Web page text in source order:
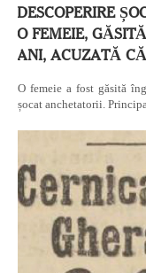
DESCOPERIRE
O FEMEIE,
ANI, ACUZATĂ
O femeie a fost găsită
șocat anchetatorii.